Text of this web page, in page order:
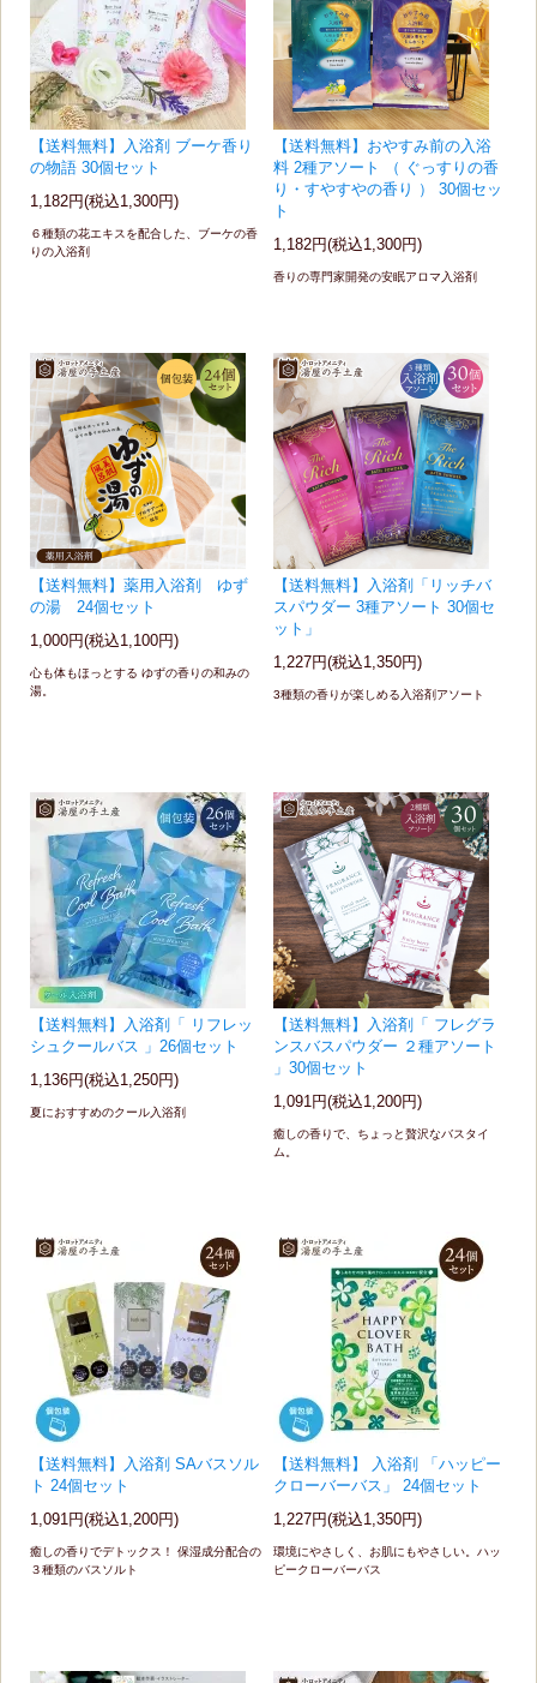
【送料無料】入浴剤 ブーケ香り
の物語 30個セット
1,182円(税込1,300円)
６種類の花エキスを配合した、ブーケの香
りの入浴剤
【送料無料】おやすみ前の入浴
料 2種アソート （ ぐっすりの香
り・すやすやの香り ） 30個セッ
ト
1,182円(税込1,300円)
香りの専門家開発の安眠アロマ入浴剤
【送料無料】薬用入浴剤 ゆず
の湯 24個セット
1,000円(税込1,100円)
心も体もほっとする ゆずの香りの和みの
湯。
【送料無料】入浴剤「リッチバ
スパウダー 3種アソート 30個セ
ット」
1,227円(税込1,350円)
3種類の香りが楽しめる入浴剤アソート
【送料無料】入浴剤「 リフレッ
シュクールバス 」26個セット
1,136円(税込1,250円)
夏におすすめのクール入浴剤
【送料無料】入浴剤「 フレグラ
ンスバスパウダー ２種アソート
」30個セット
1,091円(税込1,200円)
癒しの香りで、ちょっと贅沢なバスタイ
ム。
【送料無料】入浴剤 SAバスソル
ト 24個セット
1,091円(税込1,200円)
癒しの香りでデトックス！ 保湿成分配合の
３種類のバスソルト
【送料無料】 入浴剤 「ハッピー
クローバーバス」 24個セット
1,227円(税込1,350円)
環境にやさしく、お肌にもやさしい。ハッ
ピークローバーバス